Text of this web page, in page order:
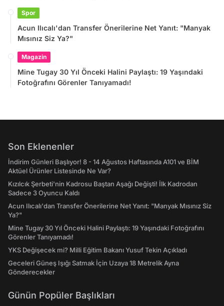
Spor
Acun Ilıcalı'dan Transfer Önerilerine Net Yanıt: "Manyak
Mısınız Siz Ya?"
Magazin
Mine Tugay 30 Yıl Önceki Halini Paylaştı: 19 Yaşındaki
Fotoğrafını Görenler Tanıyamadı!
Son Eklenenler
İndirim Günleri Başlıyor! 8 - 14 Ağustos Haftasında A101 ve BİM
Aktüel Ürünler Listesinde Ne Var?
Kızılcık Şerbeti'nin Kadrosu Baştan Aşağı Değişti! İlk Kadrodan
Sadece 3 Oyuncu Kaldı
Acun Ilıcalı'dan Transfer Önerilerine Net Yanıt: "Manyak Mısınız Siz
Ya?"
Mine Tugay 30 Yıl Önceki Halini Paylaştı: 19 Yaşındaki Fotoğrafını
Görenler Tanıyamadı!
YKS Değişecek mi? Milli Eğitim Bakanı Yusuf Tekin Açıkladı
Geceleri Güneş Işığı Satmak İçin Uzaya 18 Metrelik Ayna
Gönderecekler
Günün Popüler Başlıkları